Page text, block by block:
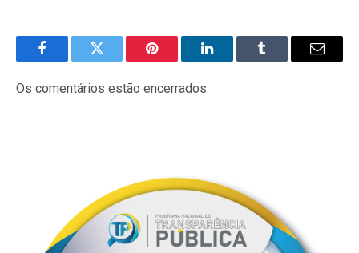
FacebookTwitter Pinterest LinkedInTumblr
E-
Os comentários estão encerrados.